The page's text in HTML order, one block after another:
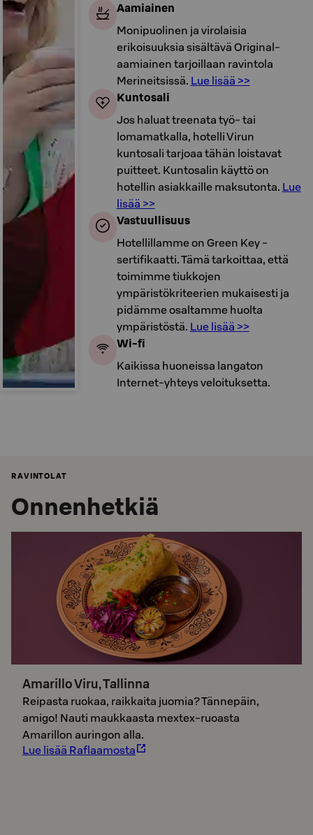
Aamiainen
Monipuolinen ja virolaisia
erikoisuuksia sisältävä Original-
aamiainen tarjoillaan ravintola
Merineitsissä. Lue lisää >>
Kuntosali
Jos haluat treenata työ- tai
lomamatkalla, hotelli Virun
kuntosali tarjoaa tähän loistavat
puitteet. Kuntosalin käyttö on
hotellin asiakkaille maksutonta. Lue
lisää >>
Vastuullisuus
Hotellillamme on Green Key -
sertifikaatti. Tämä tarkoittaa, että
toimimme tiukkojen
ympäristökriteerien mukaisesti ja
pidämme osaltamme huolta
ympäristöstä. Lue lisää >>
Wi-fi
Kaikissa huoneissa langaton
Internet-yhteys veloituksetta.
RAVINTOLAT
Onnenhetkiä
Amarillo Viru, Tallinna
Reipasta ruokaa, raikkaita juomia? Tännepäin,
amigo! Nauti maukkaasta mextex-ruoasta
Amarillon auringon alla.
Lue lisää Raflaamosta